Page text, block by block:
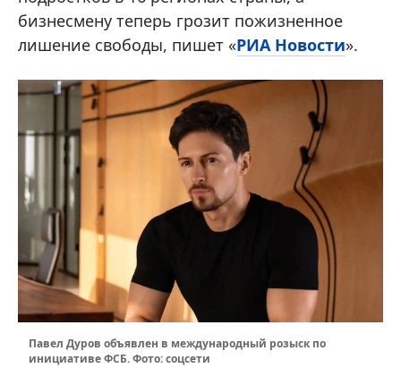
бизнесмену теперь грозит пожизненное
лишение свободы, пишет «РИА Новости».
Павел Дуров объявлен в международный розыск по
инициативе ФСБ. Фото: соцсети